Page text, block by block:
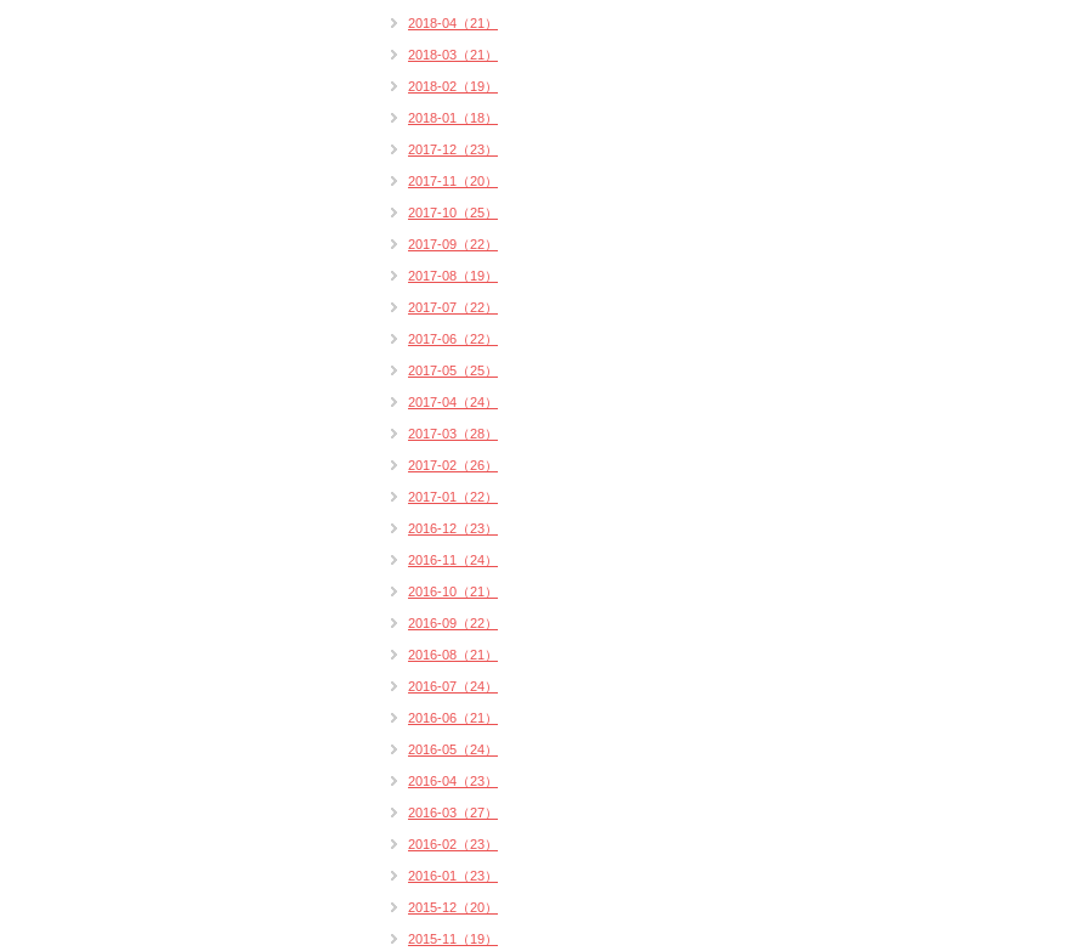
2018-04（21）
2018-03（21）
2018-02（19）
2018-01（18）
2017-12（23）
2017-11（20）
2017-10（25）
2017-09（22）
2017-08（19）
2017-07（22）
2017-06（22）
2017-05（25）
2017-04（24）
2017-03（28）
2017-02（26）
2017-01（22）
2016-12（23）
2016-11（24）
2016-10（21）
2016-09（22）
2016-08（21）
2016-07（24）
2016-06（21）
2016-05（24）
2016-04（23）
2016-03（27）
2016-02（23）
2016-01（23）
2015-12（20）
2015-11（19）